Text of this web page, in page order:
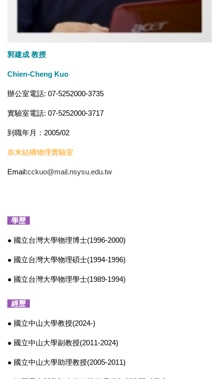
郭建成 教授
Chien-Cheng Kuo
辦公室電話: 07-5252000-3735
實驗室電話: 07-5252000-3717
到職年月：2005/02
奈米結構物理實驗室
Email:cckuo@mail.nsysu.edu.tw
學歷
● 國立台灣大學物理博士(1996-2000)
● 國立台灣大學物理碩士(1994-1996)
● 國立台灣大學物理學士(1989-1994)
經歷
● 國立中山大學教授(2024-)
● 國立中山大學副教授(2011-2024)
● 國立中山大學助理教授(2005-2011)